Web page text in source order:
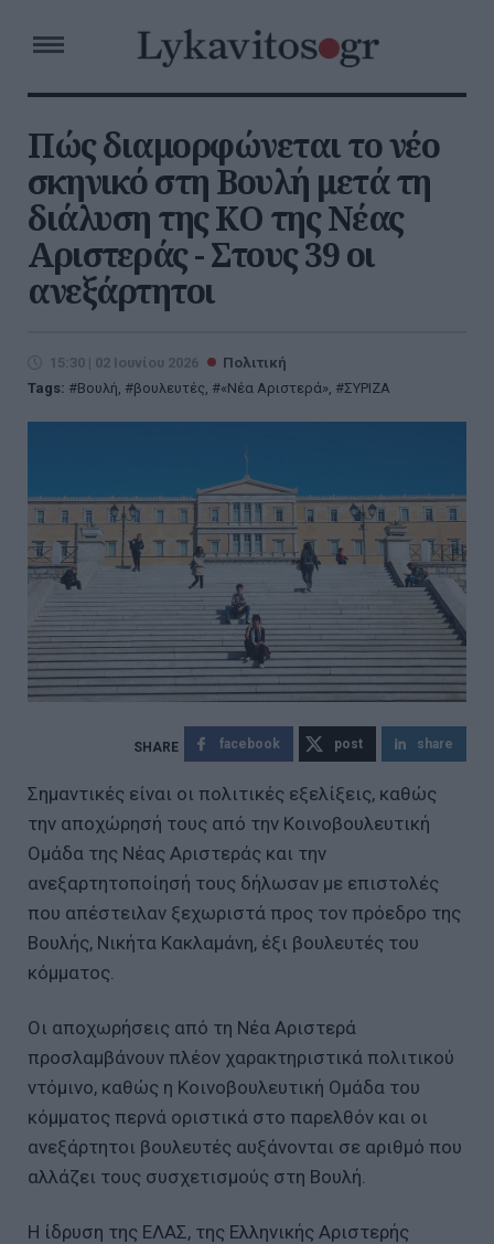
Πώς διαμορφώνεται το νέο
σκηνικό στη Βουλή μετά τη
διάλυση της ΚΟ της Νέας
Αριστεράς - Στους 39 οι
ανεξάρτητοι
15:30 | 02 Ιουνίου 2026
Πολιτική
Tags:
Βουλή, βουλευτές, «Νέα Αριστερά», ΣΥΡΙΖΑ
facebook post share
Σημαντικές είναι οι πολιτικές εξελίξεις, καθώς
την αποχώρησή τους από την Κοινοβουλευτική
Ομάδα της Νέας Αριστεράς και την
ανεξαρτητοποίησή τους δήλωσαν με επιστολές
που απέστειλαν ξεχωριστά προς τον πρόεδρο της
Βουλής, Νικήτα Κακλαμάνη, έξι βουλευτές του
κόμματος.
Οι αποχωρήσεις από τη Νέα Αριστερά
προσλαμβάνουν πλέον χαρακτηριστικά πολιτικού
ντόμινο, καθώς η Κοινοβουλευτική Ομάδα του
κόμματος περνά οριστικά στο παρελθόν και οι
ανεξάρτητοι βουλευτές αυξάνονται σε αριθμό που
αλλάζει τους συσχετισμούς στη Βουλή.
Η ίδρυση της ΕΛΑΣ, της Ελληνικής Αριστερής